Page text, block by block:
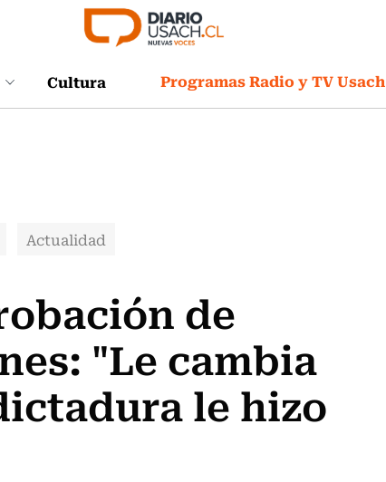
Cultura Programas Radio y TV Usach
Actualidad
de
"Le cambia
le hizo